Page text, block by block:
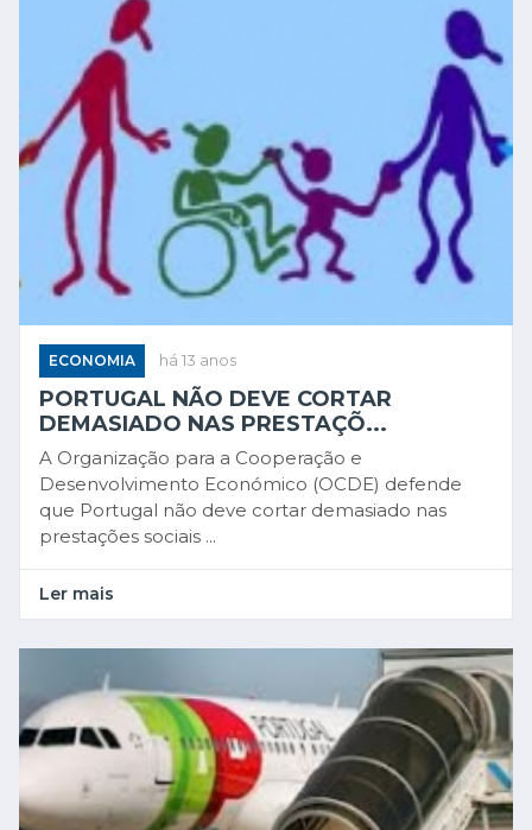
ECONOMIA há 13 anos
PORTUGAL NÃO DEVE CORTAR
DEMASIADO NAS PRESTAÇÕ...
A Organização para a Cooperação e
Desenvolvimento Económico (OCDE) defende
que Portugal não deve cortar demasiado nas
prestações sociais ...
Ler mais